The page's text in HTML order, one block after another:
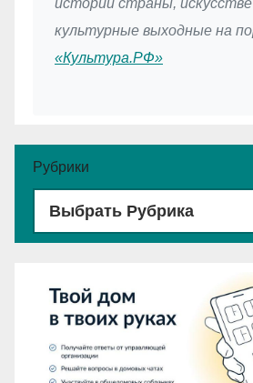
культурные выходные на
«Культура.РФ»
Рубрики